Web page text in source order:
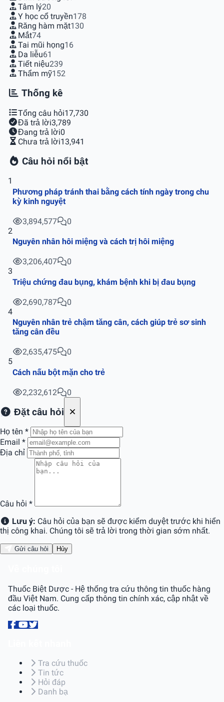
Tâm lý20
Y học cổ truyền178
Răng hàm mặt130
Mắt74
Tai mũi họng16
Da liễu61
Tiết niệu239
Thẩm mỹ152
Thống kê
Tổng câu hỏi17,730
Đã trả lời3,789
Đang trả lời0
Chưa trả lời13,941
Câu hỏi nổi bật
1
Phương pháp tránh thai bằng cách tính ngày trong chu
kỳ kinh nguyệt
3,894,577
0
2
Nguyên nhân hôi miệng và cách trị hôi miệng
3,206,407
0
3
Triệu chứng đau bụng, khám bệnh khi bị đau bụng
2,690,787
0
4
Nguyên nhân trẻ chậm tăng cân, cách giúp trẻ sơ sinh
tăng cân đều
2,635,475
0
5
Cách nấu bột mặn cho trẻ
2,232,612 0
Đặt câu hỏi
Họ tên *
Email *
Địa chỉ
Câu hỏi *
Lưu ý: Câu hỏi của bạn sẽ được kiểm duyệt trước khi hiển
thị công khai. Chúng tôi sẽ trả lời trong thời gian sớm nhất.
Gửi câu hỏi Hủy
Thuốc Biệt Dược - Hệ thống tra cứu thông tin thuốc hàng
đầu Việt Nam. Cung cấp thông tin chính xác, cập nhật về
các loại thuốc.
Tra cứu thuốc
Tin tức
Hỏi đáp
Danh bạ